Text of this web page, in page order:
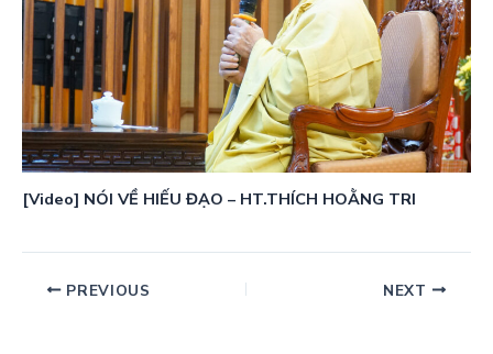
[Video] NÓI VỀ HIẾU ĐẠO – HT.THÍCH HOẰNG TRI
PREVIOUS NEXT